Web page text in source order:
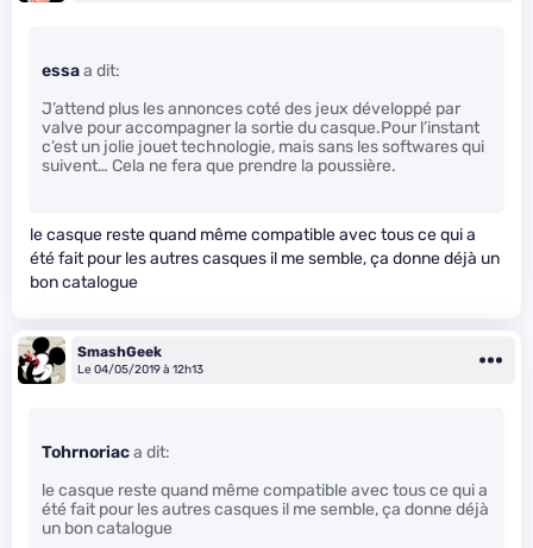
essaa dit:
J’attend plus les annonces coté des jeux développé par
valve pour accompagner la sortie du casque.Pour l’instant
c’est un jolie jouet technologie, mais sans les softwares qui
suivent… Cela ne fera que prendre la poussière.
le casque reste quand même compatible avec tous ce qui a
été fait pour les autres casques il me semble, ça donne déjà un
bon catalogue
SmashGeek
Le 04/05/2019 à 12h13
Tohrnoriaca dit:
le casque reste quand même compatible avec tous ce qui a
été fait pour les autres casques il me semble, ça donne déjà
un bon catalogue